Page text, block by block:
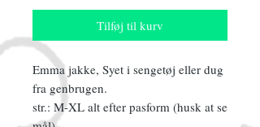
Tilføj til kurv
Emma jakke, Syet i sengetøj eller dug
fra genbrugen.
str.: M-XL alt efter pasform (husk at se